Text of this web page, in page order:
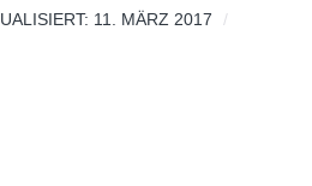
11. MÄRZ 2017